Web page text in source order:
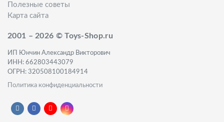
Полезные советы
Карта сайта
2001 – 2026 © Toys-Shop.ru
ИП Юнчин Александр Викторович
ИНН: 662803443079
ОГРН: 320508100184914
Политика конфиденциальности